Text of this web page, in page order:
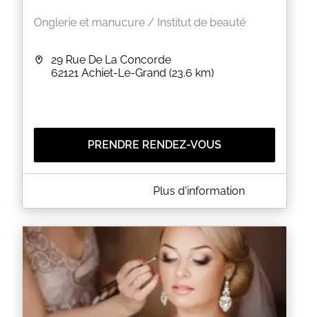
Onglerie et manucure / Institut de beauté
29 Rue De La Concorde
62121 Achiet-Le-Grand (23.6 km)
PRENDRE RENDEZ-VOUS
A PROPOS DE FÉEMI'S BEAUTY
Je vous accueille dans un espace chaleureux et
votre beauté.
Passionnée et diplômée, je vous propose des
prestations réalisées avec soin et des produits de
qualité :
- Pose d'ongles (gel, semi-permanent,
remplissage...)
- Extensions de cils (cil à cil & volume russe)
Plus d'information